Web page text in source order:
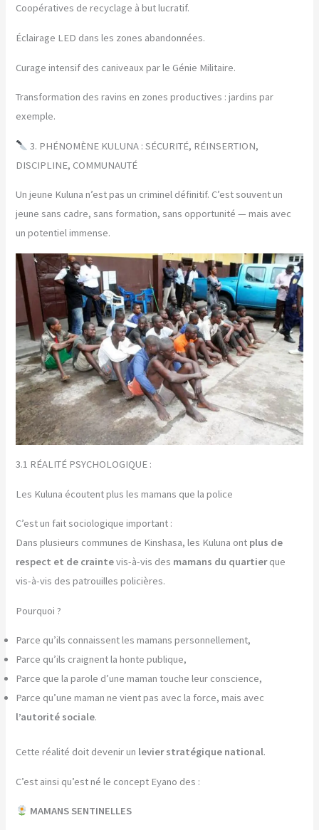
Coopératives de recyclage à but lucratif.
Éclairage LED dans les zones abandonnées.
Curage intensif des caniveaux par le Génie Militaire.
Transformation des ravins en zones productives : jardins par
exemple.
3. PHÉNOMÈNE KULUNA : SÉCURITÉ, RÉINSERTION,
DISCIPLINE, COMMUNAUTÉ
Un jeune Kuluna n’est pas un criminel définitif. C’est souvent un
jeune sans cadre, sans formation, sans opportunité — mais avec
un potentiel immense.
3.1 RÉALITÉ PSYCHOLOGIQUE :
Les Kuluna écoutent plus les mamans que la police
C’est un fait sociologique important :
Dans plusieurs communes de Kinshasa, les Kuluna ont plus de
respect et de craintevis-à-vis des mamans du quartierque
vis-à-vis des patrouilles policières.
Pourquoi ?
Parce qu’ils connaissent les mamans personnellement,
Parce qu’ils craignent la honte publique,
Parce que la parole d’une maman touche leur conscience,
Parce qu’une maman ne vient pas avec la force, mais avec
l’autorité sociale.
Cette réalité doit devenir un levier stratégique national.
C’est ainsi qu’est né le concept Eyano des :
MAMANS SENTINELLES